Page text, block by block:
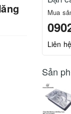
Mua
Liên hệ
Sản